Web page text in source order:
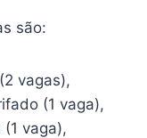
são:
vagas),
(1 vaga),
vaga),